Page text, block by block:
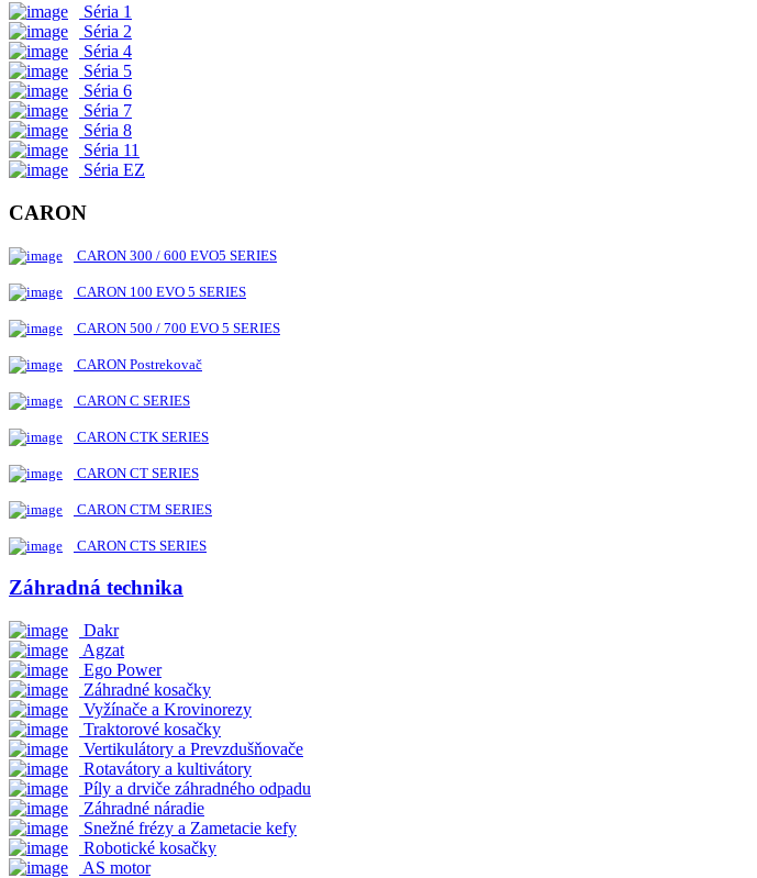
Séria 1
Séria 2
Séria 4
Séria 5
Séria 6
Séria 7
Séria 8
Séria 11
Séria EZ
CARON
CARON 300 / 600 EVO5 SERIES
CARON 100 EVO 5 SERIES
CARON 500 / 700 EVO 5 SERIES
CARON Postrekovač
CARON C SERIES
CARON CTK SERIES
CARON CT SERIES
CARON CTM SERIES
CARON CTS SERIES
Záhradná technika
Dakr
Agzat
Ego Power
Záhradné kosačky
Vyžínače a Krovinorezy
Traktorové kosačky
Vertikulátory a Prevzdušňovače
Rotavátory a kultivátory
Píly a drviče záhradného odpadu
Záhradné náradie
Snežné frézy a Zametacie kefy
Robotické kosačky
AS motor